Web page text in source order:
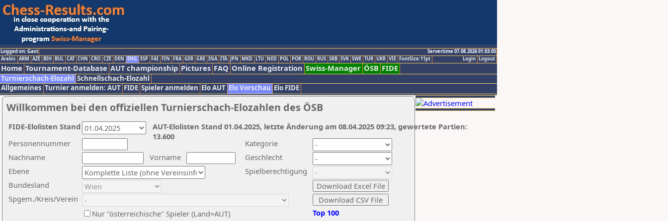
Logged on: Gast
Servertime 07.08.2026 01:03:05
Logout
Login
Arabic ARM AZE BIH BUL CAT CHN CRO CZE DEN ENG ESP FAI FIN FRA GER GRE INA ITA JPN MKD LTU NED POL POR ROU RUS SRB SVK SWE TUR UKR VIE FontSize:11pt
Home Tournament-Database AUT championship Pictures FAQ Online Registration Swiss-Manager ÖSB FIDE
Turnierschach-Elozahl Schnellschach-Elozahl
Allgemeines Turnier anmelden: AUT FIDE Spieler anmelden Elo AUT Elo Vorschau Elo FIDE
Willkommen bei den offiziellen Turnierschach-Elozahlen des ÖSB
Nachname
Vorname
Ebene
Kategorie
Personennummer
Bundesland
Spgem./Kreis/Verein
Geschlecht
Nur "österreichische" Spieler (Land=AUT)
Spielberechtigung
Top 100
AUT-Elolisten Stand 01.04.2025, letzte Änderung am 08.04.2025 09:23, gewertete Partien:
13.600
FIDE-Elolisten Stand